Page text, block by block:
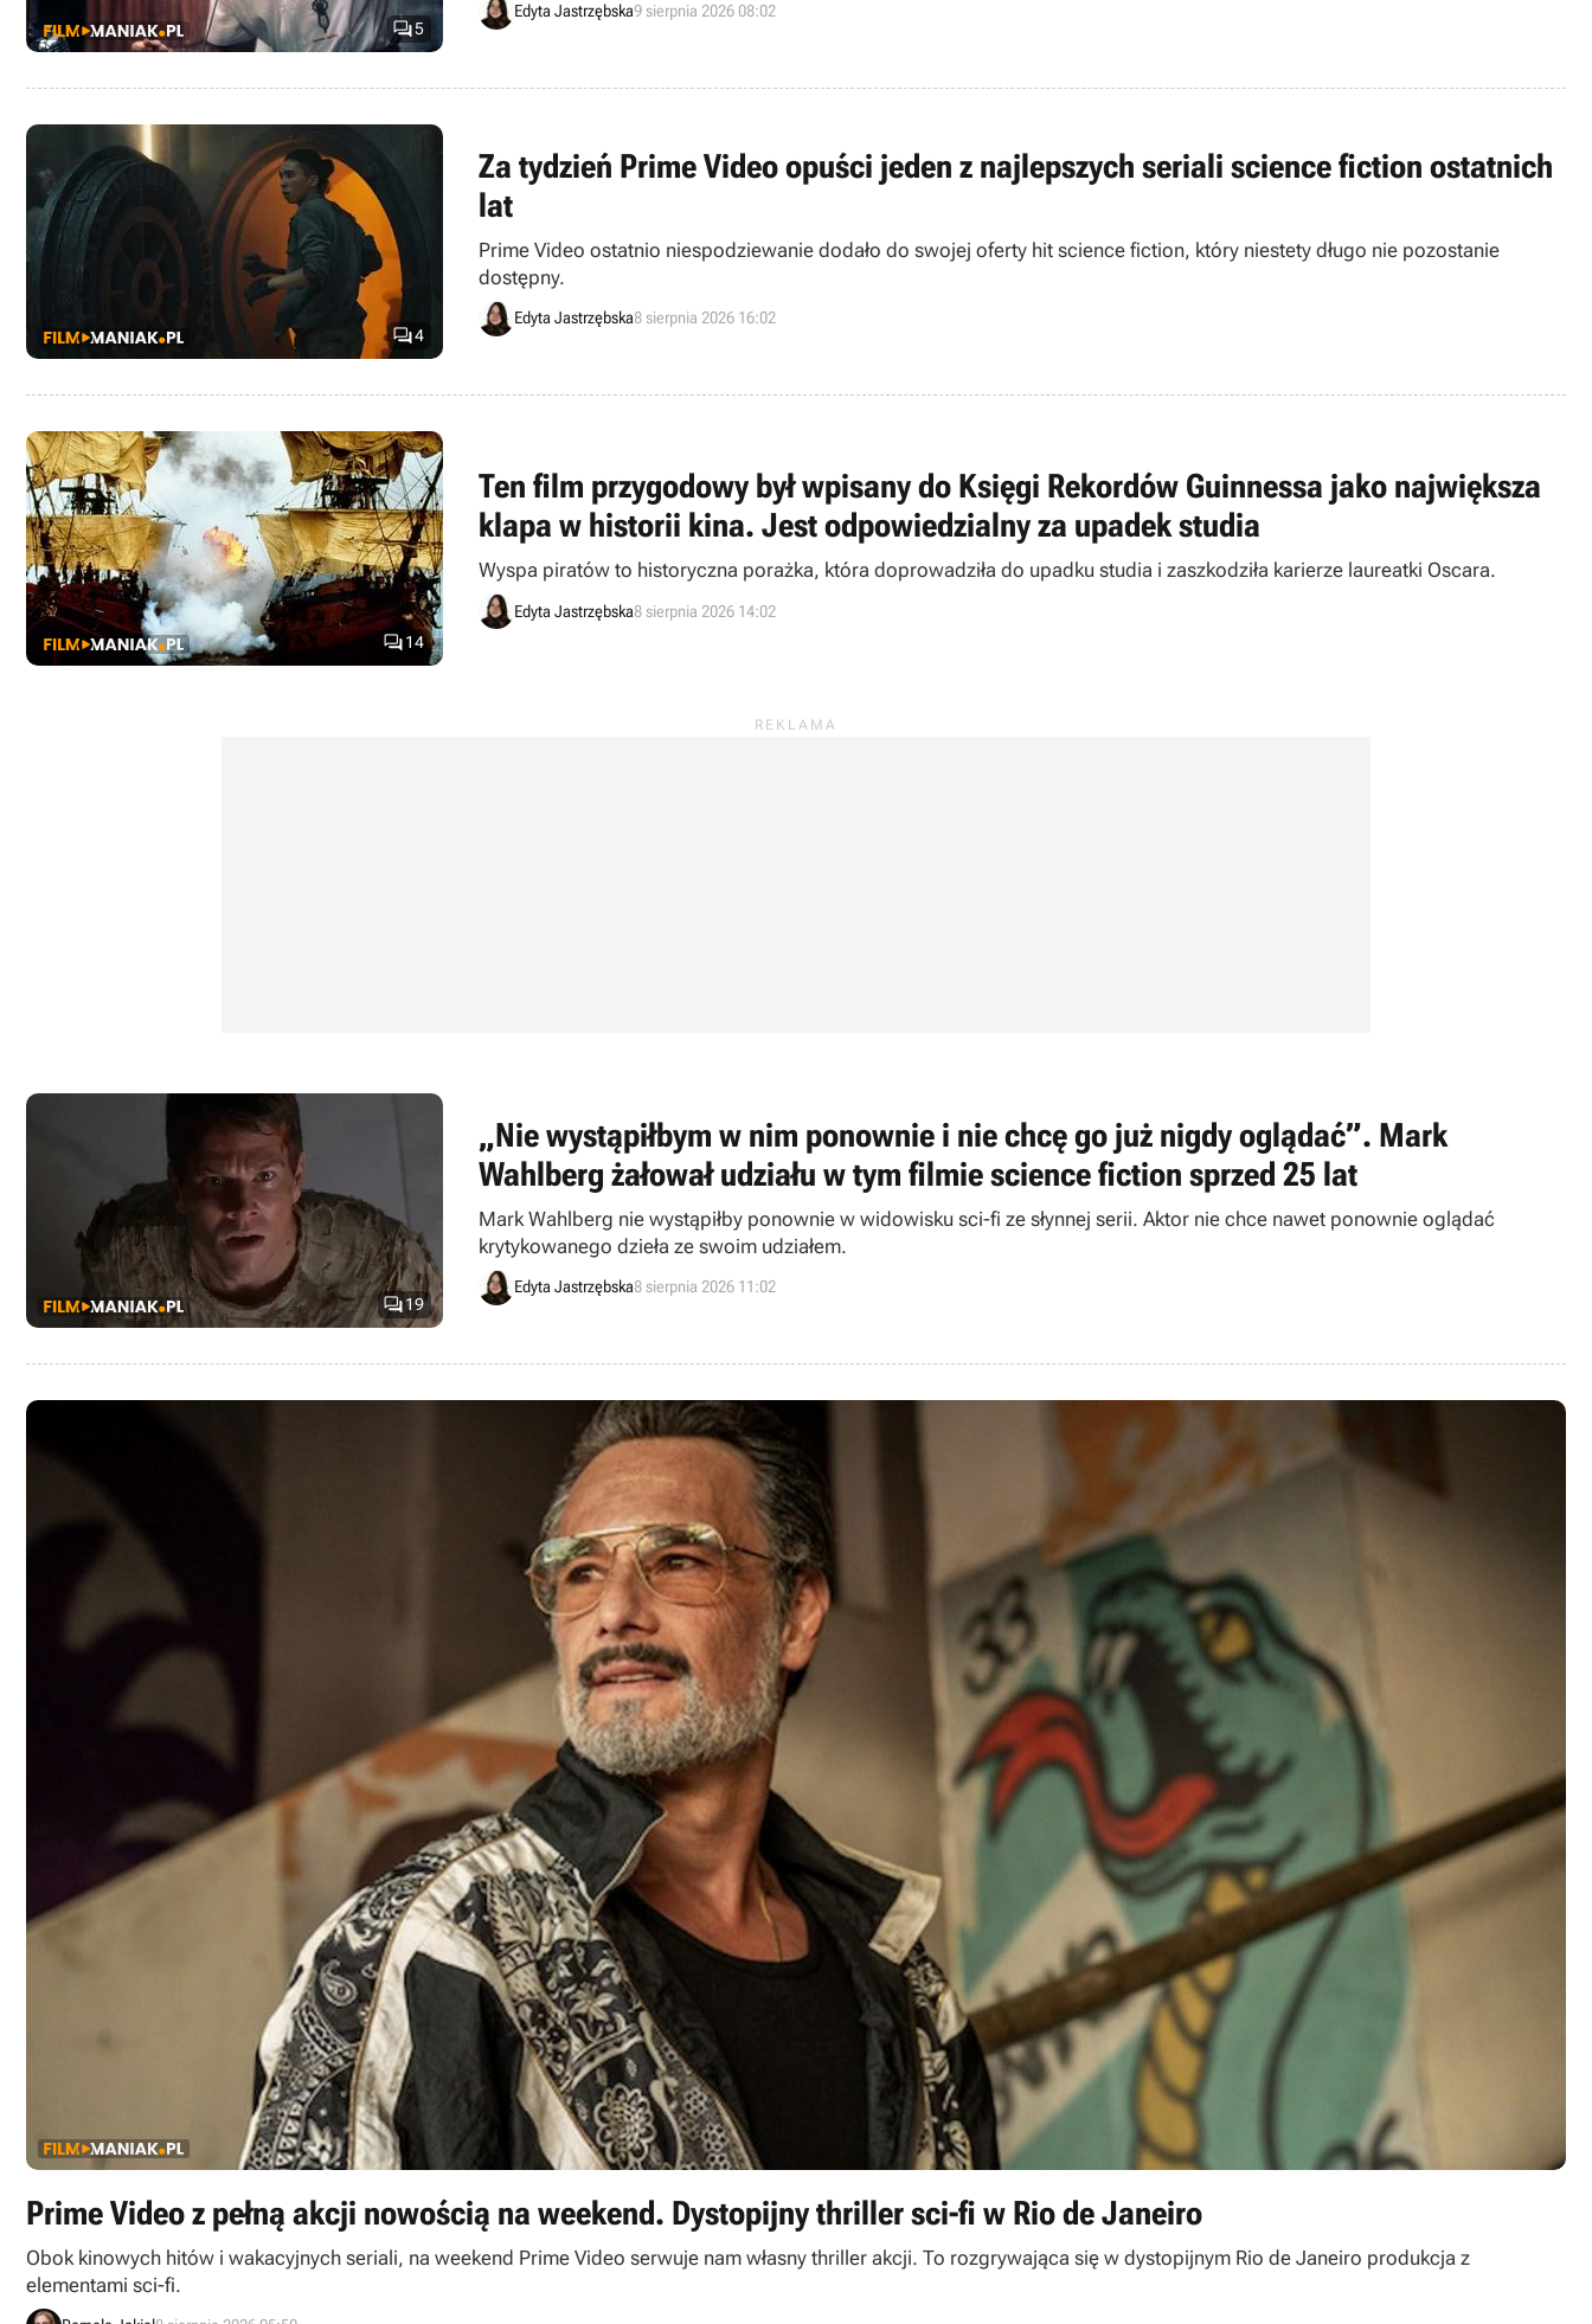
5
Edyta Jastrzębska9 sierpnia 2026 08:02
4
Za tydzień Prime Video opuści jeden z najlepszych seriali science fiction ostatnich
lat
Prime Video ostatnio niespodziewanie dodało do swojej oferty hit science fiction, który niestety długo nie pozostanie
dostępny.
Edyta Jastrzębska8 sierpnia 2026 16:02
14
Ten film przygodowy był wpisany do Księgi Rekordów Guinnessa jako największa
klapa w historii kina. Jest odpowiedzialny za upadek studia
Wyspa piratów to historyczna porażka, która doprowadziła do upadku studia i zaszkodziła karierze laureatki Oscara.
Edyta Jastrzębska8 sierpnia 2026 14:02
19
„Nie wystąpiłbym w nim ponownie i nie chcę go już nigdy oglądać”. Mark
Wahlberg żałował udziału w tym filmie science fiction sprzed 25 lat
Mark Wahlberg nie wystąpiłby ponownie w widowisku sci-fi ze słynnej serii. Aktor nie chce nawet ponownie oglądać
krytykowanego dzieła ze swoim udziałem.
Edyta Jastrzębska8 sierpnia 2026 11:02
Prime Video z pełną akcji nowością na weekend. Dystopijny thriller sci-fi w Rio de Janeiro
Obok kinowych hitów i wakacyjnych seriali, na weekend Prime Video serwuje nam własny thriller akcji. To rozgrywająca się w dystopijnym Rio de Janeiro produkcja z
elementami sci-fi.